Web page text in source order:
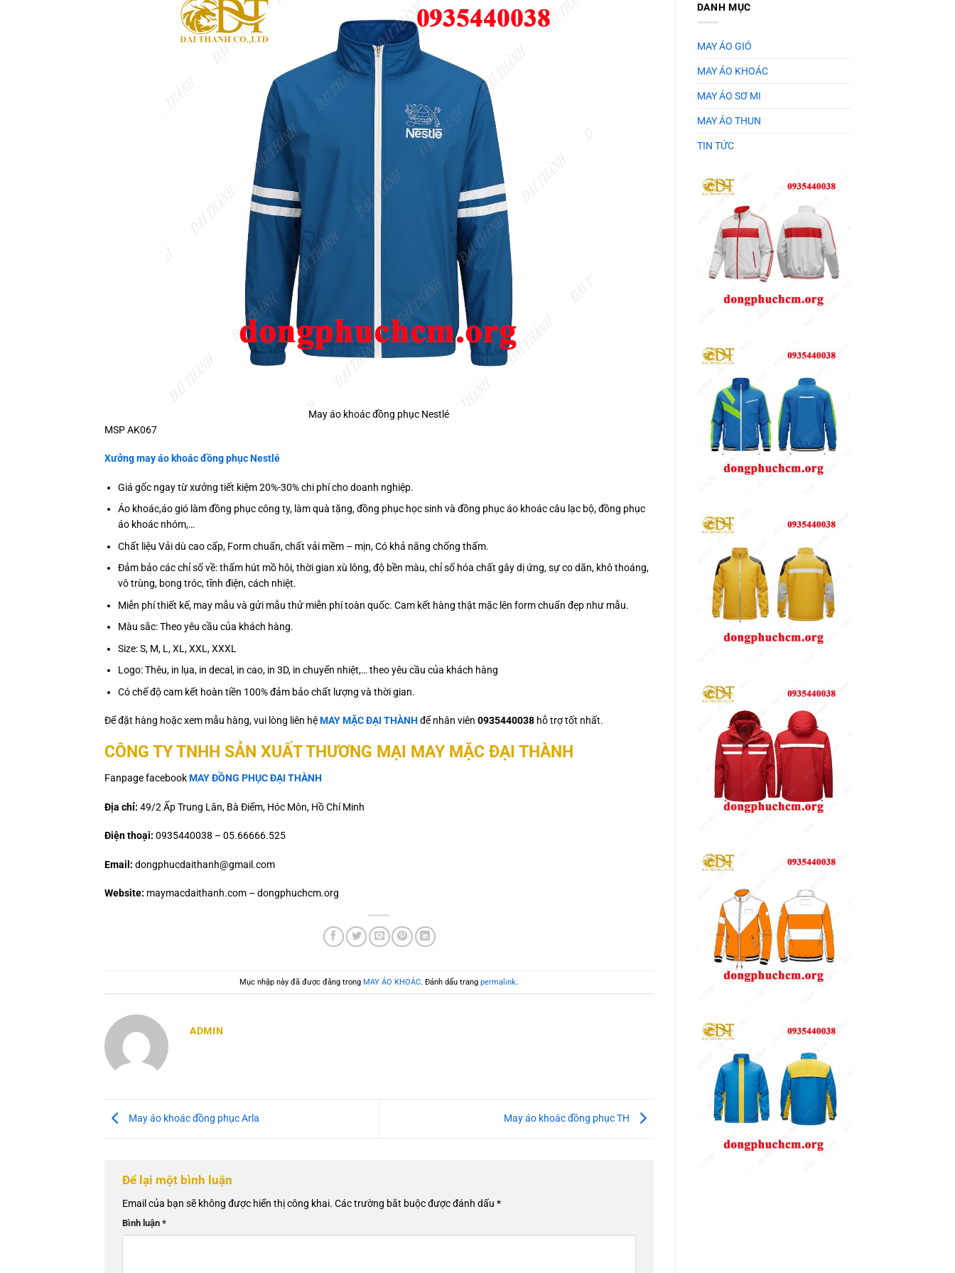
May áo khoác đồng phục Nestlé
MSP AK067
Xưởng may áo khoác đồng phục Nestlé
Giá gốc ngay từ xưởng tiết kiệm 20%-30% chi phí cho doanh nghiệp.
Áo khoác,áo gió làm đồng phục công ty, làm quà tặng, đồng phục học sinh và đồng phục áo khoác câu lạc bộ, đồng phục
áo khoác nhóm,…
Chất liệu Vải dù cao cấp, Form chuẩn, chất vải mềm – mịn, Có khả năng chống thấm.
Đảm bảo các chỉ số về: thấm hút mồ hôi, thời gian xù lông, độ bền màu, chỉ số hóa chất gây dị ứng, sự co dãn, khô thoáng,
vô trùng, bong tróc, tĩnh điện, cách nhiệt.
Miễn phí thiết kế, may mẫu và gửi mẫu thử miễn phí toàn quốc. Cam kết hàng thật mặc lên form chuẩn đẹp như mẫu.
Màu sắc: Theo yêu cầu của khách hàng.
Size: S, M, L, XL, XXL, XXXL
Logo: Thêu, in lụa, in decal, in cao, in 3D, in chuyển nhiệt,… theo yêu cầu của khách hàng
Có chế độ cam kết hoàn tiền 100% đảm bảo chất lượng và thời gian.
Để đặt hàng hoặc xem mẫu hàng, vui lòng liên hệMAY MẶC ĐẠI THÀNH để nhân viên 0935440038 hỗ trợ tốt nhất.
CÔNG TY TNHH SẢN XUẤT THƯƠNG MẠI MAY MẶC ĐẠI THÀNH
Fanpage facebookMAY ĐỒNG PHỤC ĐẠI THÀNH
Địa chỉ: 49/2 Ấp Trung Lân, Bà Điểm, Hóc Môn, Hồ Chí Minh
Điện thoại: 0935440038 – 05.66666.525
Email: dongphucdaithanh@gmail.com
Website: maymacdaithanh.com – dongphuchcm.org
Mục nhập này đã được đăng trong MAY ÁO KHOÁC. Đánh dấu trangpermalink.
ADMIN
May áo khoác đồng phục Arla May áo khoác đồng phục TH
Để lại một bình luận
Email của bạn sẽ không được hiển thị công khai. Các trường bắt buộc được đánh dấu *
Bình luận *
DANH MỤC
MAY ÁO GIÓ
MAY ÁO KHOÁC
MAY ÁO SƠ MI
MAY ÁO THUN
TIN TỨC